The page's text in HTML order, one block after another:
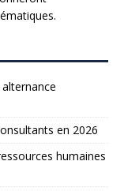
en 2026
humaines